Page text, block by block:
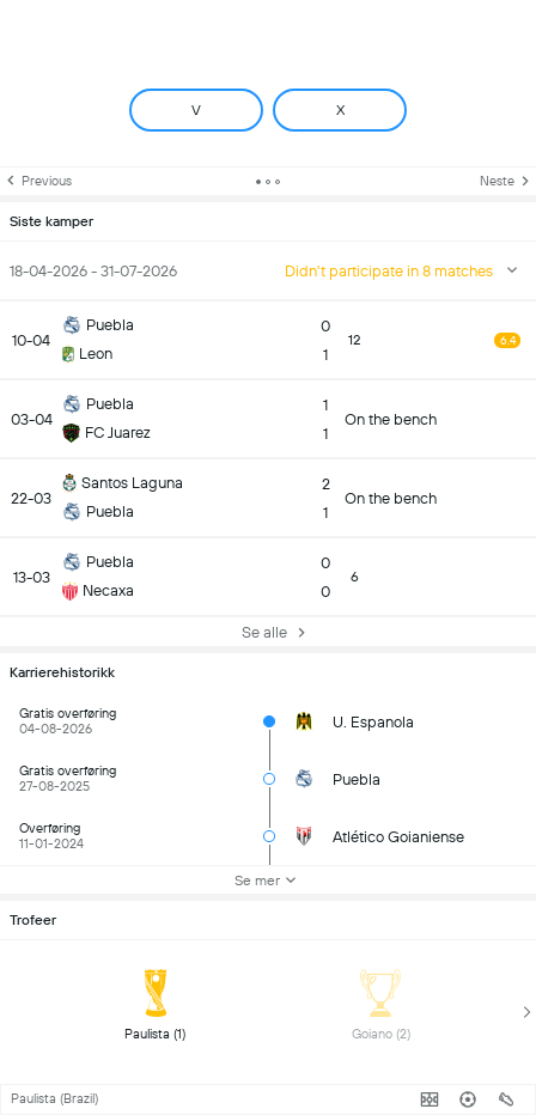
V X
Previous Neste
Siste kamper
18-04-2026 - 31-07-2026 Didn't participate in 8 matches
10-04
Puebla
Leon
0
1
12 6.4
03-04
Puebla
FC Juarez
1
1
On the bench
22-03
Santos Laguna
Puebla
2
1
On the bench
13-03
Puebla
Necaxa
0
0
6
Se alle
Karrierehistorikk
Gratis overføring
04-08-2026
U. Espanola
Gratis overføring
27-08-2025
Puebla
Overføring
11-01-2024
Atlético Goianiense
Se mer
Trofeer
Goiano (2)
Paulista (Brazil)